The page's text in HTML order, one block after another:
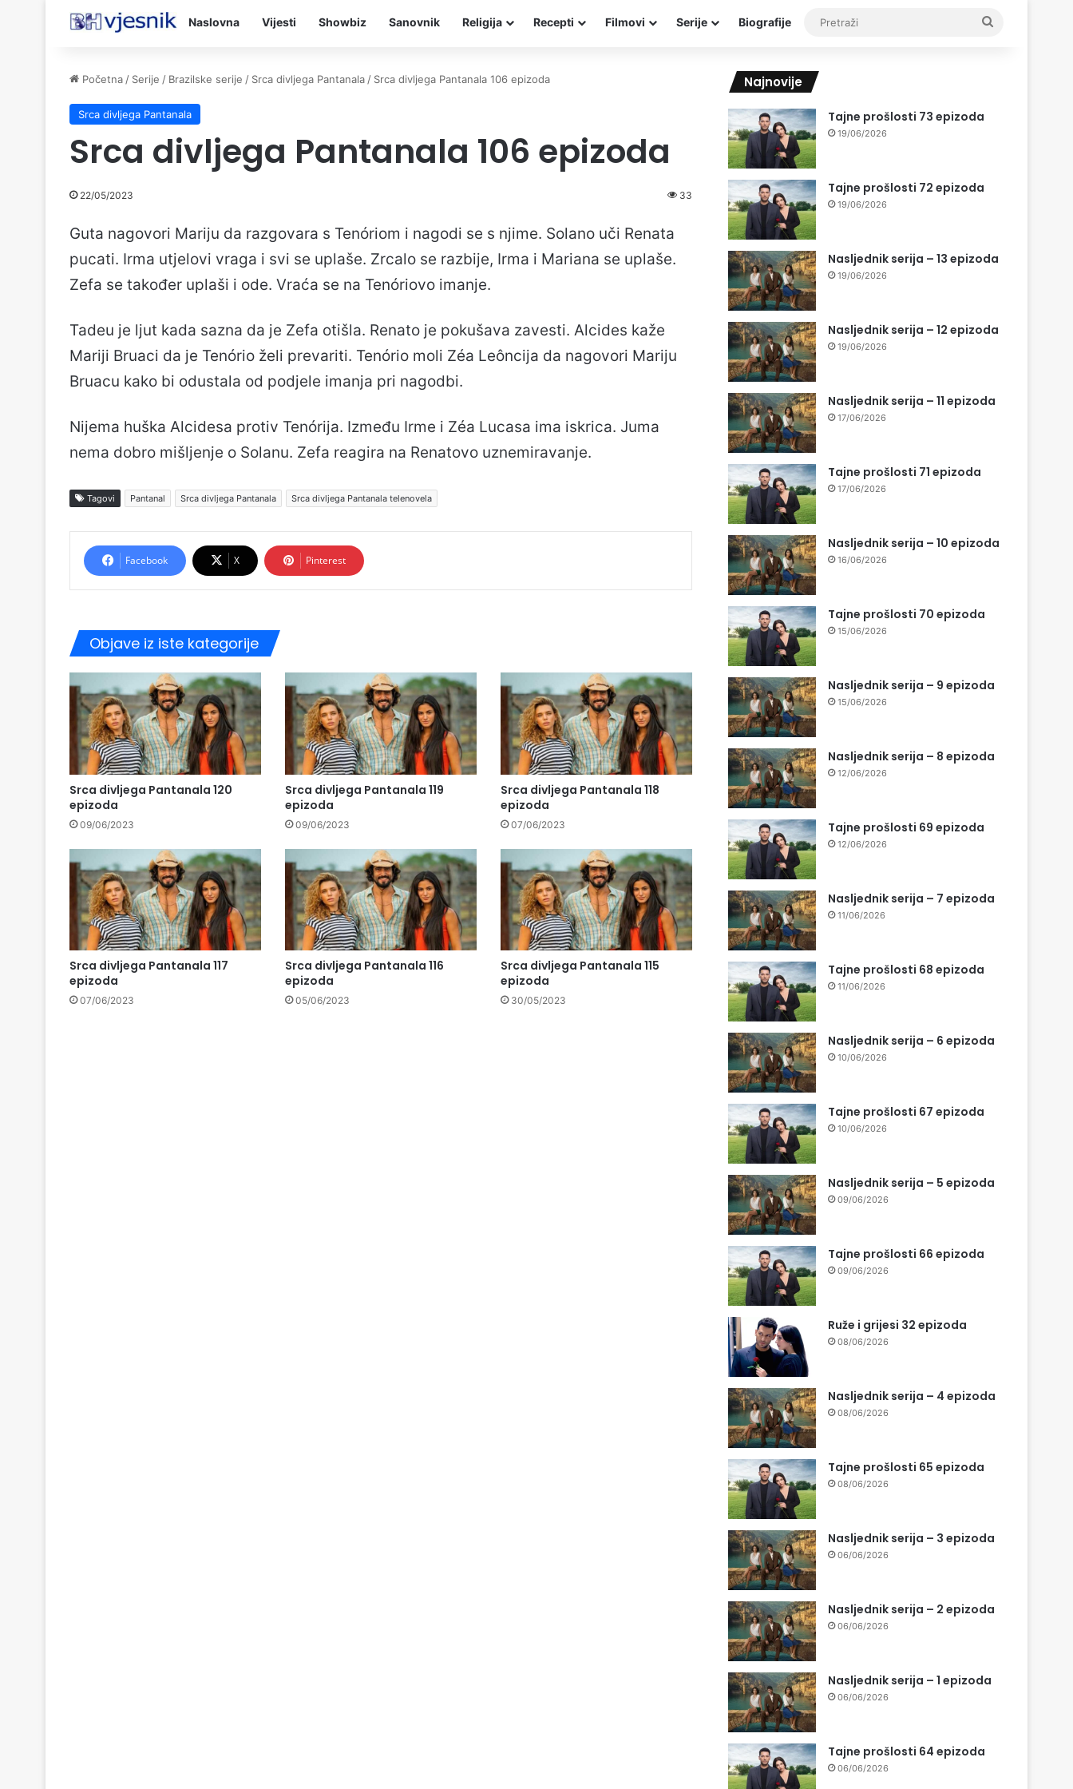
Naslovna Vijesti Showbiz Sanovnik Religija Recepti Filmovi Serije Biografije
Početna / Serije / Brazilske serije / Srca divljega Pantanala / Srca divljega Pantanala 106 epizoda
Srca divljega Pantanala
Srca divljega Pantanala 106 epizoda
22/05/2023 33
Guta nagovori Mariju da razgovara s Tenóriom i nagodi se s njime. Solano uči Renata
pucati. Irma utjelovi vraga i svi se uplaše. Zrcalo se razbije, Irma i Mariana se uplaše.
Zefa se također uplaši i ode. Vraća se na Tenóriovo imanje.
Tadeu je ljut kada sazna da je Zefa otišla. Renato je pokušava zavesti. Alcides kaže
Mariji Bruaci da je Tenório želi prevariti. Tenório moli Zéa Leôncija da nagovori Mariju
Bruacu kako bi odustala od podjele imanja pri nagodbi.
Nijema huška Alcidesa protiv Tenórija. Između Irme i Zéa Lucasa ima iskrica. Juma
nema dobro mišljenje o Solanu. Zefa reagira na Renatovo uznemiravanje.
Tagovi Pantanal Srca divljega Pantanala Srca divljega Pantanala telenovela
Facebook X Pinterest
Objave iz iste kategorije
Srca divljega Pantanala 120
epizoda
09/06/2023
Srca divljega Pantanala 119
epizoda
09/06/2023
Srca divljega Pantanala 118
epizoda
07/06/2023
Srca divljega Pantanala 117
epizoda
07/06/2023
Srca divljega Pantanala 116
epizoda
05/06/2023
Srca divljega Pantanala 115
epizoda
30/05/2023
Najnovije
Tajne prošlosti 73 epizoda
19/06/2026
Tajne prošlosti 72 epizoda
19/06/2026
Nasljednik serija – 13 epizoda
19/06/2026
Nasljednik serija – 12 epizoda
19/06/2026
Nasljednik serija – 11 epizoda
17/06/2026
Tajne prošlosti 71 epizoda
17/06/2026
Nasljednik serija – 10 epizoda
16/06/2026
Tajne prošlosti 70 epizoda
15/06/2026
Nasljednik serija – 9 epizoda
15/06/2026
Nasljednik serija – 8 epizoda
12/06/2026
Tajne prošlosti 69 epizoda
12/06/2026
Nasljednik serija – 7 epizoda
11/06/2026
Tajne prošlosti 68 epizoda
11/06/2026
Nasljednik serija – 6 epizoda
10/06/2026
Tajne prošlosti 67 epizoda
10/06/2026
Nasljednik serija – 5 epizoda
09/06/2026
Tajne prošlosti 66 epizoda
09/06/2026
Ruže i grijesi 32 epizoda
08/06/2026
Nasljednik serija – 4 epizoda
08/06/2026
Tajne prošlosti 65 epizoda
08/06/2026
Nasljednik serija – 3 epizoda
06/06/2026
Nasljednik serija – 2 epizoda
06/06/2026
Nasljednik serija – 1 epizoda
06/06/2026
Tajne prošlosti 64 epizoda
06/06/2026